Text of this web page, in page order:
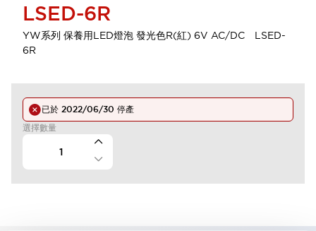
LSED-6R
YW系列 保養用LED燈泡 發光色R(紅) 6V AC/DC LSED-
6R
已於 2022/06/30 停產
選擇數量